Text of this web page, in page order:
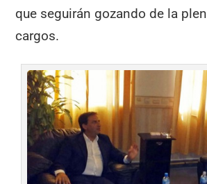
que seguirán gozando de la
cargos.